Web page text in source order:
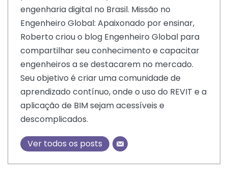
engenharia digital no Brasil. Missão no
Engenheiro Global: Apaixonado por ensinar,
Roberto criou o blog Engenheiro Global para
compartilhar seu conhecimento e capacitar
engenheiros a se destacarem no mercado.
Seu objetivo é criar uma comunidade de
aprendizado contínuo, onde o uso do REVIT e a
aplicação de BIM sejam acessíveis e
descomplicados.
Ver todos os posts